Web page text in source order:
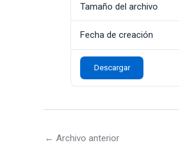
Tamaño del archivo
Fecha de creación
Descargar
← Archivo anterior